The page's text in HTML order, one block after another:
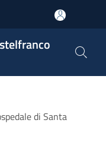
di Santa